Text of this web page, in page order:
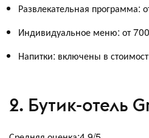
Развлекательная программа:
Индивидуальное меню: от
Напитки: включены в
2. Бутик-отель